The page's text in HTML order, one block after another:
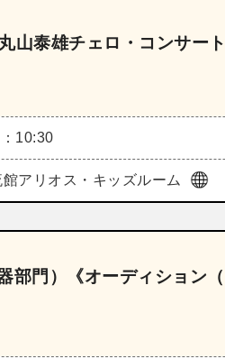
山泰雄チェロ・コンサート
10:30
アリオス・キッズルーム
門）《オーディション（